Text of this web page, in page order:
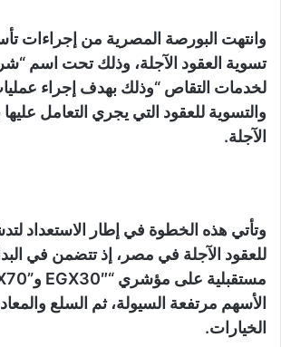
وانتهت البورصة المصرية من إجراءات
تسوية العقود الآجلة، وذلك تحت اسم
لخدمات التقاص “وذلك بهدف إجراء
والتسوية للعقود التي يجري التعامل
الآجلة.
وتأتي هذه الخطوة في إطار الاستعداد
للعقود الآجلة في مصر، إذ تتضمن في
الأسهم مرتفعة السيولة، ثم السلع
الخيارات.